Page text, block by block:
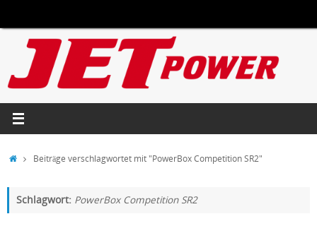
springen
StartBeiträge verschlagwortet mit "PowerBox Competition SR2"
Schlagwort: PowerBox Competition SR2